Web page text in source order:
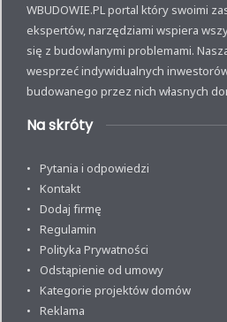
WBUDOWIE.PL portal który swoimi
ekspertów, narzędziami wspiera
się z budowlanymi problemami.
wesprzeć indywidualnych
budowanego przez nich własnych
Na skróty
Pytania i odpowiedzi
Kontakt
Dodaj firmę
Regulamin
Polityka Prywatności
Odstąpienie od umowy
Kategorie projektów domów
Reklama